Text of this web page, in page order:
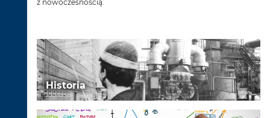
z nowoczesnością.
Historia